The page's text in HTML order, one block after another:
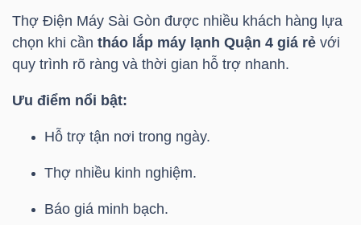
Thợ Điện Máy Sài Gòn được nhiều khách hàng lựa
chọn khi cần tháo lắp máy lạnh Quận 4 giá rẻ với
quy trình rõ ràng và thời gian hỗ trợ nhanh.
Ưu điểm nổi bật:
Hỗ trợ tận nơi trong ngày.
Thợ nhiều kinh nghiệm.
Báo giá minh bạch.
CÔNG
NGHỆ
THÔNG
DỊCH